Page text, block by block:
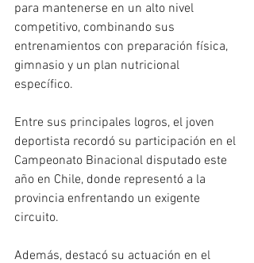
para mantenerse en un alto nivel
competitivo, combinando sus
entrenamientos con preparación física,
gimnasio y un plan nutricional
específico.
Entre sus principales logros, el joven
deportista recordó su participación en el
Campeonato Binacional disputado este
año en Chile, donde representó a la
provincia enfrentando un exigente
circuito.
Además, destacó su actuación en el